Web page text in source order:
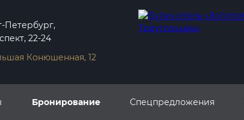
Петербург,
22-24
Конюшенная, 12
Бронирование Спецпредложения